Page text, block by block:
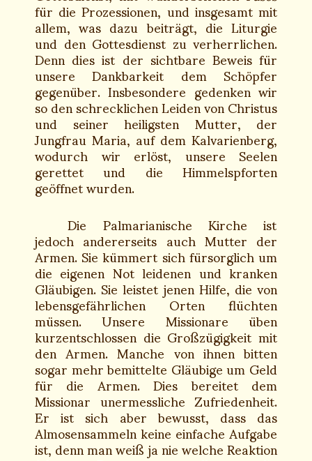
für die Prozessionen, und insgesamt mit
allem, was dazu beiträgt, die Liturgie
und den Gottesdienst zu verherrlichen.
Denn dies ist der sichtbare Beweis für
unsere Dankbarkeit dem Schöpfer
gegenüber. Insbesondere gedenken wir
so den schrecklichen Leiden von Christus
und seiner heiligsten Mutter, der
Jungfrau Maria,auf dem Kalvarienberg,
wodurch wir erlöst, unsere Seelen
gerettet und die Himmelspforten
geöffnet wurden.
Die Palmarianische Kirche ist
jedoch andererseits auch Mutter der
Armen. Sie kümmert sich fürsorglich um
die eigenen Not leidenen und kranken
Gläubigen. Sie leistet jenen Hilfe, die von
lebensgefährlichen Orten flüchten
müssen. Unsere Missionare üben
kurzentschlossen die Großzügigkeit mit
den Armen. Manche von ihnen bitten
sogar mehr bemittelte Gläubige um Geld
für die Armen. Dies bereitet dem
Missionar unermessliche Zufriedenheit.
Er ist sich aber bewusst, dass das
Almosensammeln keine einfache Aufgabe
ist, denn man weiß ja nie welche Reaktion